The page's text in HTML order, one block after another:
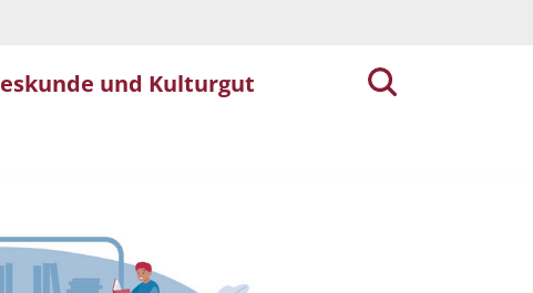
und Kulturgut